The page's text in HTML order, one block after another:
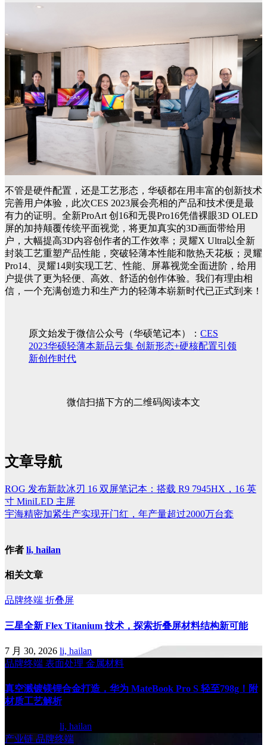
不管是硬件配置，还是工艺形态，华硕都在用丰富的创新技术
完善用户体验，此次CES 2023展会亮相的产品和技术便是最
有力的证明。全新ProArt 创16和无畏Pro16凭借裸眼3D OLED
屏的加持颠覆传统平面视觉，将更加真实的3D画面带给用
户，大幅提高3D内容创作者的工作效率；灵耀X Ultra以全新
封装工艺重塑产品性能，突破轻薄本性能和散热天花板；灵耀
Pro14、灵耀14则实现工艺、性能、屏幕视觉全面进阶，给用
户提供了更为轻便、高效、舒适的创作体验。我们有理由相
信，一个充满创造力和生产力的轻薄本崭新时代已正式到来！
原文始发于微信公众号（华硕笔记本）： CES
2023华硕轻薄本新品云集 创新形态+硬核配置引领
新创作时代
微信扫描下方的二维码阅读本文
文章导航
ROG 发布新款冰刃 16 双屏笔记本：搭载 R9 7945HX，16 英
寸 MiniLED 主屏
宇海精密加紧生产实现开门红，年产量超过2000万台套
作者 li, hailan
相关文章
品牌终端 折叠屏
三星全新 Flex Titanium 技术，探索折叠屏材料结构新可能
7 月 30, 2026 li, hailan
品牌终端 表面处理 金属材料
真空溅镀镁锂合金打造，华为 MateBook Pro S 轻至798g！附
材质工艺解析
li, hailan
产业链 品牌终端